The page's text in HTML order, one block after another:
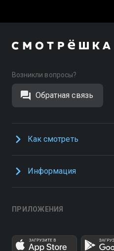
Возникли вопросы?
Обратная связь
Как смотреть
Информация
ПРИЛОЖЕНИЯ